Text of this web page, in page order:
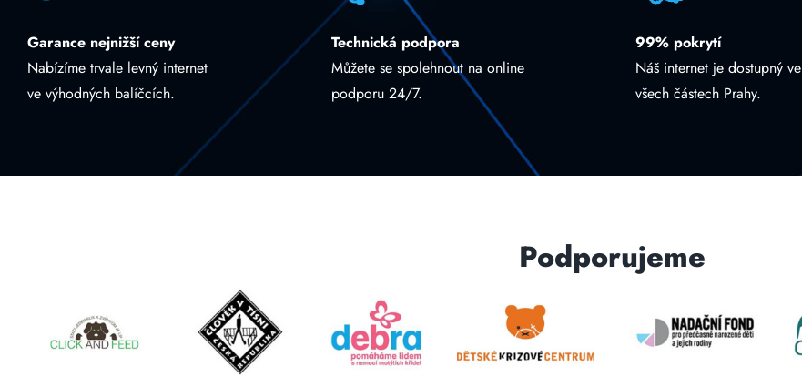
Garance nejnižší ceny
Nabízíme trvale levný internet
ve výhodných balíčcích.
Technická podpora
Můžete se spolehnout na online
podporu 24/7.
99% pokrytí
Náš internet je dostupný ve
všech částech Prahy.
Podporujeme